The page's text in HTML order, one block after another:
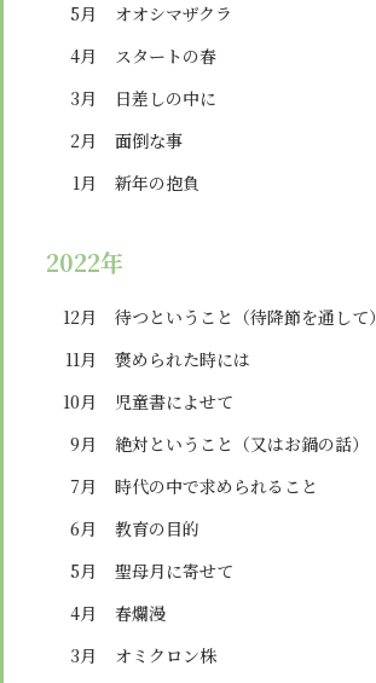
5月
オオシマザクラ
4月
スタートの春
3月
日差しの中に
2月
面倒な事
1月
新年の抱負
2022年
12月
待つということ（待降節を通して）
11月
褒められた時には
10月
児童書によせて
9月
絶対ということ（又はお鍋の話）
7月
時代の中で求められること
6月
教育の目的
5月
聖母月に寄せて
4月
春爛漫
3月
オミクロン株